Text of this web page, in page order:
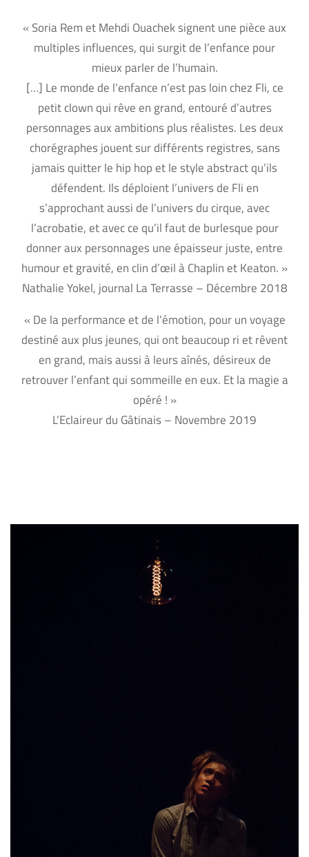
« Soria Rem et Mehdi Ouachek signent une pièce aux
multiples influences, qui surgit de l’enfance pour
mieux parler de l’humain.
[…] Le monde de l’enfance n’est pas loin chez Fli, ce
petit clown qui rêve en grand, entouré d’autres
personnages aux ambitions plus réalistes. Les deux
chorégraphes jouent sur différents registres, sans
jamais quitter le hip hop et le style abstract qu’ils
défendent. Ils déploient l’univers de Fli en
s’approchant aussi de l’univers du cirque, avec
l’acrobatie, et avec ce qu’il faut de burlesque pour
donner aux personnages une épaisseur juste, entre
humour et gravité, en clin d’œil à Chaplin et Keaton. »
Nathalie Yokel, journal La Terrasse – Décembre 2018
« De la performance et de l’émotion, pour un voyage
destiné aux plus jeunes, qui ont beaucoup ri et rêvent
en grand, mais aussi à leurs aînés, désireux de
retrouver l’enfant qui sommeille en eux. Et la magie a
opéré ! »
L’Eclaireur du Gâtinais – Novembre 2019